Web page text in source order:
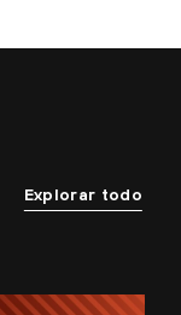
Explorar todo